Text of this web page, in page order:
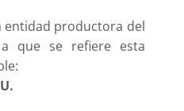
entidad productora del
que se refiere esta